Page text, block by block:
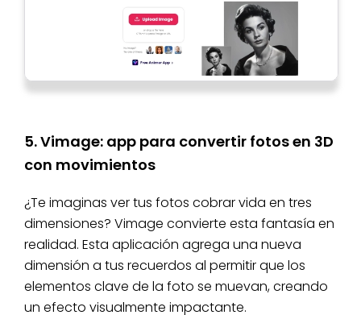
5. Vimage: app para convertir fotos en 3D
con movimientos
¿Te imaginas ver tus fotos cobrar vida en tres
dimensiones? Vimage convierte esta fantasía en
realidad. Esta aplicación agrega una nueva
dimensión a tus recuerdos al permitir que los
elementos clave de la foto se muevan, creando
un efecto visualmente impactante.